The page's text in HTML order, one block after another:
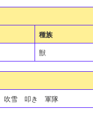
種族
獣
吹雪 叩き 軍隊